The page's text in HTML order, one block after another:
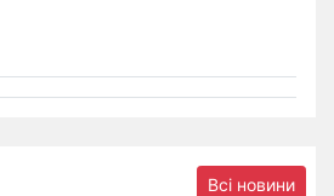
Всі новини